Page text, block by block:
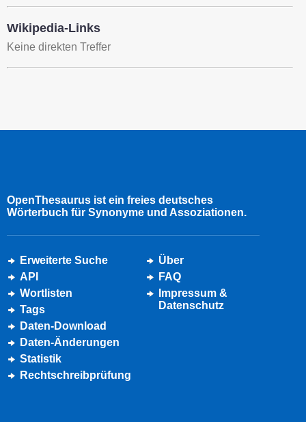
Wikipedia-Links
Keine direkten Treffer
OpenThesaurus ist ein freies deutsches
Wörterbuch für Synonyme und Assoziationen.
Erweiterte Suche
API
Wortlisten
Tags
Daten-Download
Daten-Änderungen
Statistik
Rechtschreibprüfung
Über
FAQ
Impressum &
Datenschutz